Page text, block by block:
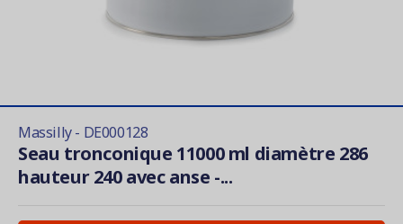
Massilly - DE000128
Seau tronconique 11000 ml diamètre 286
hauteur 240 avec anse -...